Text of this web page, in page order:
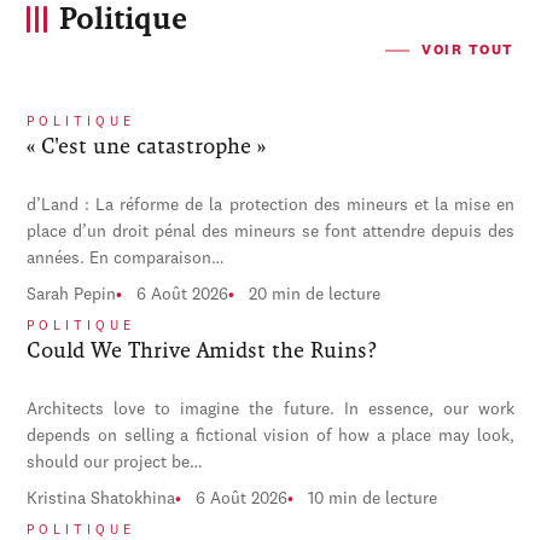
Politique
VOIR TOUT
POLITIQUE
« C'est une catastrophe »
d’Land : La réforme de la protection des mineurs et la mise en
place d’un droit pénal des mineurs se font attendre depuis des
années. En comparaison…
Sarah Pepin 6 Août 2026 20 min de lecture
POLITIQUE
Could We Thrive Amidst the Ruins?
Architects love to imagine the future. In essence, our work
depends on selling a fictional vision of how a place may look,
should our project be…
Kristina Shatokhina 6 Août 2026 10 min de lecture
POLITIQUE